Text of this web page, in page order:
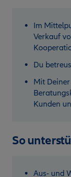
Im
Verkauf
Du
Mit
Kunden
So
Aus- und